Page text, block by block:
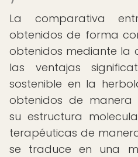
La comparativa
obtenidos de forma
obtenidos mediante la
las ventajas
sostenible en la
obtenidos de manera
su estructura
terapéuticas de
se traduce en una